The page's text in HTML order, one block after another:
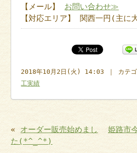
【メール】 お問い合わせ≫
【対応エリア】 関西一円(主に
2018年10月2日(火) 14:03 ｜ カテゴ
工実績
«オーダー販売始めまし
た(*^_^*)
姫路市